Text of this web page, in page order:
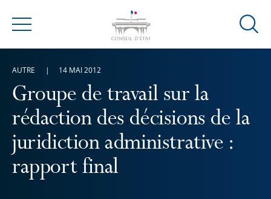
Menu
Ouvrir
Groupe de travail sur la
rédaction des décisions de la
juridiction administrative :
rapport final
AUTRE 14 MAI 2012